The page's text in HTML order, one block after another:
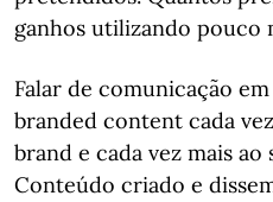
ganhos utilizando pouco
Falar de comunicação
branded content cada
brand e cada vez mais
Conteúdo criado e